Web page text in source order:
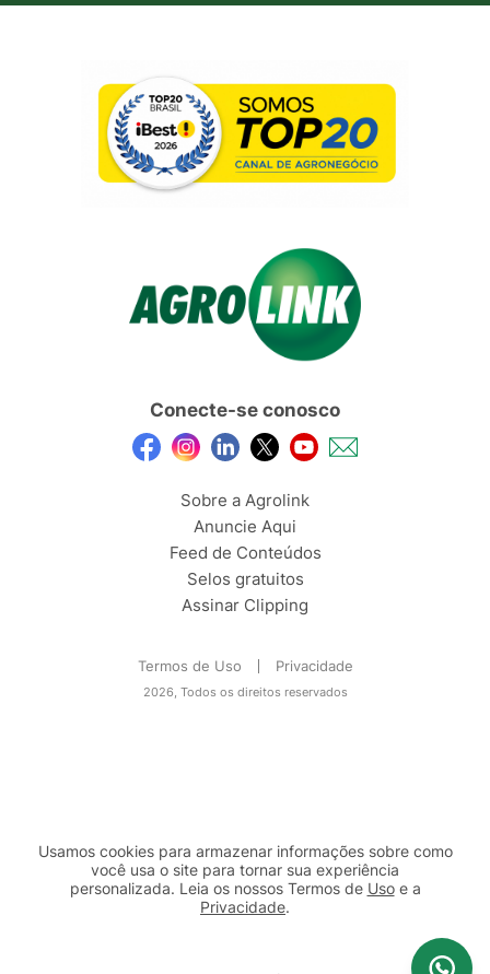
Conecte-se conosco
Sobre a Agrolink
Anuncie Aqui
Feed de Conteúdos
Selos gratuitos
Assinar Clipping
Termos de Uso Privacidade
2026, Todos os direitos reservados
Usamos cookies para armazenar informações sobre como
você usa o site para tornar sua experiência
personalizada. Leia os nossos Termos de Usoe a
Privacidade.